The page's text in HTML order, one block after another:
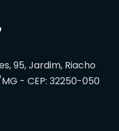
95, Jardim, Riacho
- CEP: 32250-050